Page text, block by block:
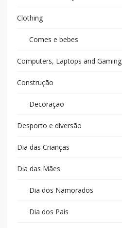
Clothing
Comes e bebes
Computers, Laptops and Gaming
Construção
Decoração
Desporto e diversão
Dia das Crianças
Dia das Mães
Dia dos Namorados
Dia dos Pais